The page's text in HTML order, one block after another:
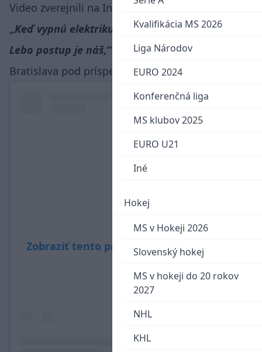
Kvalifikácia MS 2026
Liga Národov
EURO 2024
Konferenčná liga
MS klubov 2025
EURO U21
Iné
Hokej
MS v Hokeji 2026
Slovenský hokej
MS v hokeji do 20 rokov
2027
NHL
KHL
Video zverejnili na Instagrame Juraj Kucka.
Keď vypnú elektriku na hoteli? Nevadí. Prečo?
Lebo postup je náš,
napísal futbalista Slovana
Bratislava pod príspevok.
Zobraziť tento príspevok na Instagrame